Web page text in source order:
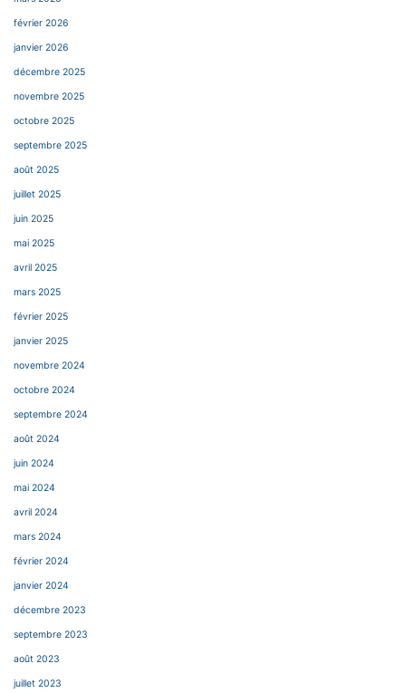
février 2026
janvier 2026
décembre 2025
novembre 2025
octobre 2025
septembre 2025
août 2025
juillet 2025
juin 2025
mai 2025
avril 2025
mars 2025
février 2025
janvier 2025
novembre 2024
octobre 2024
septembre 2024
août 2024
juin 2024
mai 2024
avril 2024
mars 2024
février 2024
janvier 2024
décembre 2023
septembre 2023
août 2023
juillet 2023